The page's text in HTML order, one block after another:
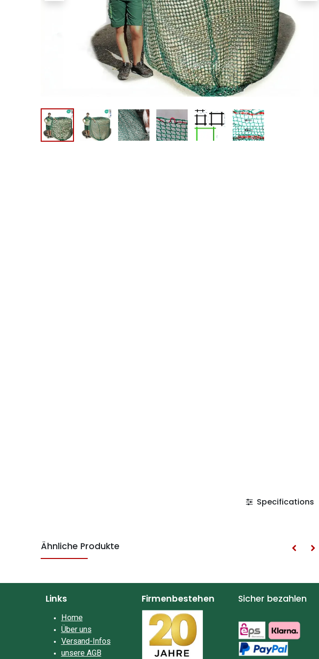
Specifications
Ähnliche Produkte
Links
Home
Über uns
Versand-Infos
unsere AGB
Firmenbestehen Sicher bezahlen